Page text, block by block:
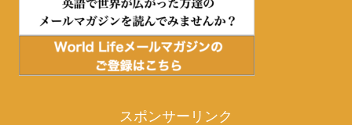
スポンサーリンク